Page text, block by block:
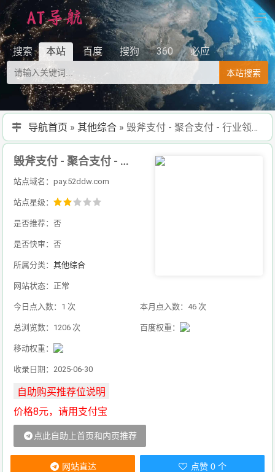
搜索 本站 百度 搜狗 360 必应
本站搜索
导航首页 » 其他综合» 毁斧支付 - 聚合支付 - 行业领先的免签约支付平台 - 毁斧 - 容淘城 - 码支付 - 毁斧码支付 - 易支付 - 彩虹易支付 - 毁斧官网
毁斧支付 - 聚合支付 - 行业领先的免签约支付平台 - 毁斧 - 容淘城 - 码支付 - 毁斧码支付 - 易支付 - 彩虹易支付 - 毁斧官网
站点域名：pay.52ddw.com
站点星级：
是否推荐：否
是否快审：否
所属分类： 其他综合
网站状态：正常
今日点入数：1 次 本月点入数：46 次
总浏览数：1206 次 百度权重：
移动权重：
收录日期：2025-06-30
价格8元，请用支付宝
点此自助上首页和内页推荐
网站直达 点赞 0 个